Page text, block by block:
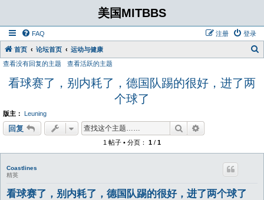
美国MITBBS
FAQ 登录
注册
首页 论坛首页 运动与健康
查看没有回复的主题 查看活跃的主题
看球赛了，别内耗了，德国队踢的很好，进了两
个球了
版主： Leuning
回复 搜索
1 帖子 • 分页： 1 / 1
Coastlines
精英
看球赛了，别内耗了，德国队踢的很好，进了两个球了